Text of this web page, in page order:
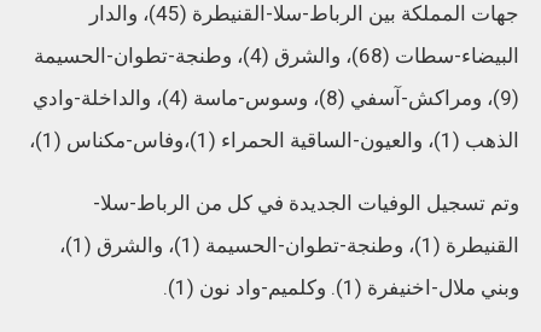
جهات المملكة بين الرباط-سلا-القنيطرة (45)، والدار
البيضاء-سطات (68)، والشرق (4)، وطنجة-تطوان-الحسيمة
(9)، ومراكش-آسفي (8)، وسوس-ماسة (4)، والداخلة-وادي
الذهب (1)، والعيون-الساقية الحمراء (1)،وفاس-مكناس (1)،
وتم تسجيل الوفيات الجديدة في كل من الرباط-سلا-
القنيطرة (1)، وطنجة-تطوان-الحسيمة (1)، والشرق (1)،
وبني ملال-اخنيفرة (1). وكلميم-واد نون (1).